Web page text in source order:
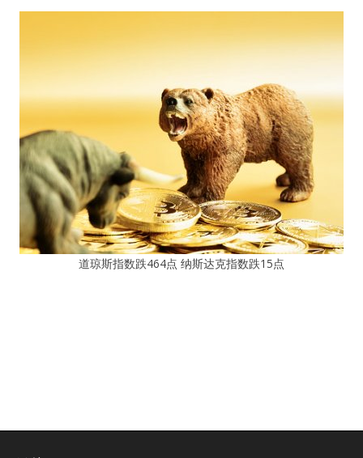
道琼斯指数跌464点 纳斯达克指数跌15点